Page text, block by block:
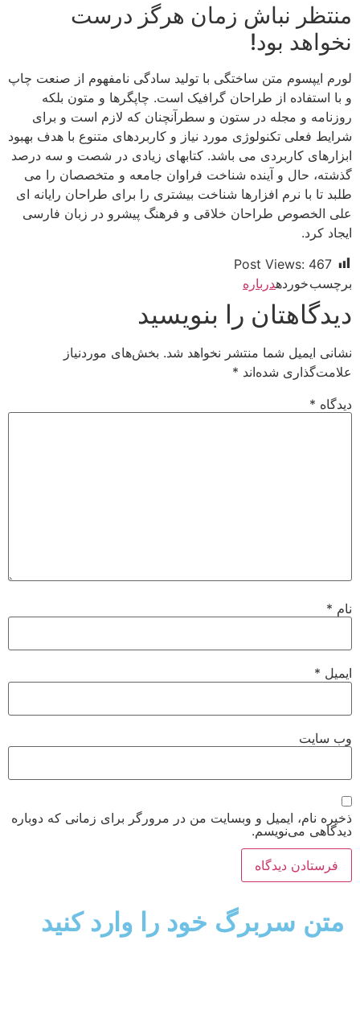
منتظر نباش زمان هرگز درست
نخواهد بود!
لورم ایپسوم متن ساختگی با تولید سادگی نامفهوم از صنعت چاپ
و با استفاده از طراحان گرافیک است. چاپگرها و متون بلکه
روزنامه و مجله در ستون و سطرآنچنان که لازم است و برای
شرایط فعلی تکنولوژی مورد نیاز و کاربردهای متنوع با هدف بهبود
ابزارهای کاربردی می باشد. کتابهای زیادی در شصت و سه درصد
گذشته، حال و آینده شناخت فراوان جامعه و متخصصان را می
طلبد تا با نرم افزارها شناخت بیشتری را برای طراحان رایانه ای
علی الخصوص طراحان خلاقی و فرهنگ پیشرو در زبان فارسی
ایجاد کرد.
Post Views: 467
برچسب خوردهدرباره
دیدگاهتان را بنویسید
نشانی ایمیل شما منتشر نخواهد شد. بخش‌های موردنیاز
علامت‌گذاری شده‌اند *
دیدگاه *
نام *
ایمیل *
وب‌ سایت
ذخیره نام، ایمیل و وبسایت من در مرورگر برای زمانی که دوباره
دیدگاهی می‌نویسم.
متن سربرگ خود را وارد کنید